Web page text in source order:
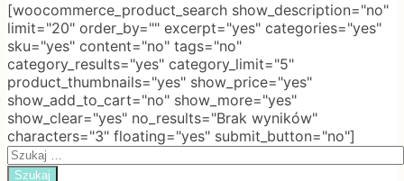
[woocommerce_product_search show_description="no"
limit="20" order_by="" excerpt="yes" categories="yes"
sku="yes" content="no" tags="no"
category_results="yes" category_limit="5"
product_thumbnails="yes" show_price="yes"
show_add_to_cart="no" show_more="yes"
show_clear="yes" no_results="Brak wyników"
characters="3" floating="yes" submit_button="no"]
Search
for: